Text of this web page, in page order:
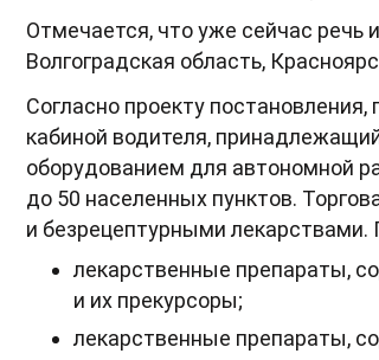
Отмечается, что уже сейчас речь
Волгоградская область,
Согласно проекту
кабиной водителя,
оборудованием для автономной
до 50 населенных пунктов.
и безрецептурными лекарствами.
лекарственные препараты,
и их прекурсоры;
лекарственные препараты,